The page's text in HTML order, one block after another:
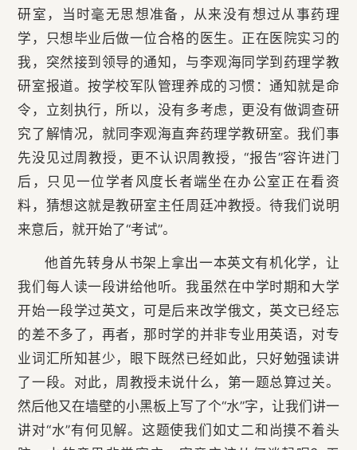
研室，当时毫无思想准备，从来没有想过从事药理
学，只想毕业后做一位合格的医生。正在医院实习的
我，突然接到领导的通知，与李观海同学到药理学教
研室报道。按学校军队管理养成的习惯：通知就是命
令，立刻执行，所以，没有多考虑，更没有做调查研
究了解情况，就同李观海直奔药理学教研室。我们事
先没见过周教授，更不认识周教授，“报告”容许进门
后，只见一位学者风度长者端坐在办公室正在看资
料，猜想这就是教研室主任周廷冲教授。待我们说明
来意后，就开始了“考试”。
他首先转身从书架上拿出一本英文有机化学，让
我们每人读一段讲给他听。我虽然在中学时期和大学
开始一段学过英文，可是后来改学俄文，英文已经忘
的差不多了，再者，那时学的并非专业用英语，对专
业词汇所知甚少，眼下既然已经如此，只好勉强读讲
了一段。对此，周教授未说什么，第一题总算过关。
然后他又在墙壁的小黑板上写了个“水”字，让我们讲一
讲对“水”有何见解。这题使我们如丈二和尚摸不着头